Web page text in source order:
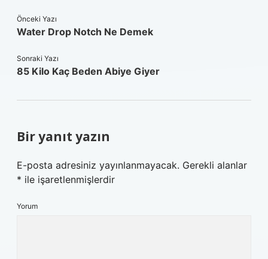
Önceki Yazı
Water Drop Notch Ne Demek
Sonraki Yazı
85 Kilo Kaç Beden Abiye Giyer
Bir yanıt yazın
E-posta adresiniz yayınlanmayacak. Gerekli alanlar
* ile işaretlenmişlerdir
Yorum